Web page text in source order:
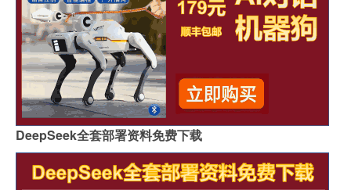
DeepSeek全套部署资料免费下载